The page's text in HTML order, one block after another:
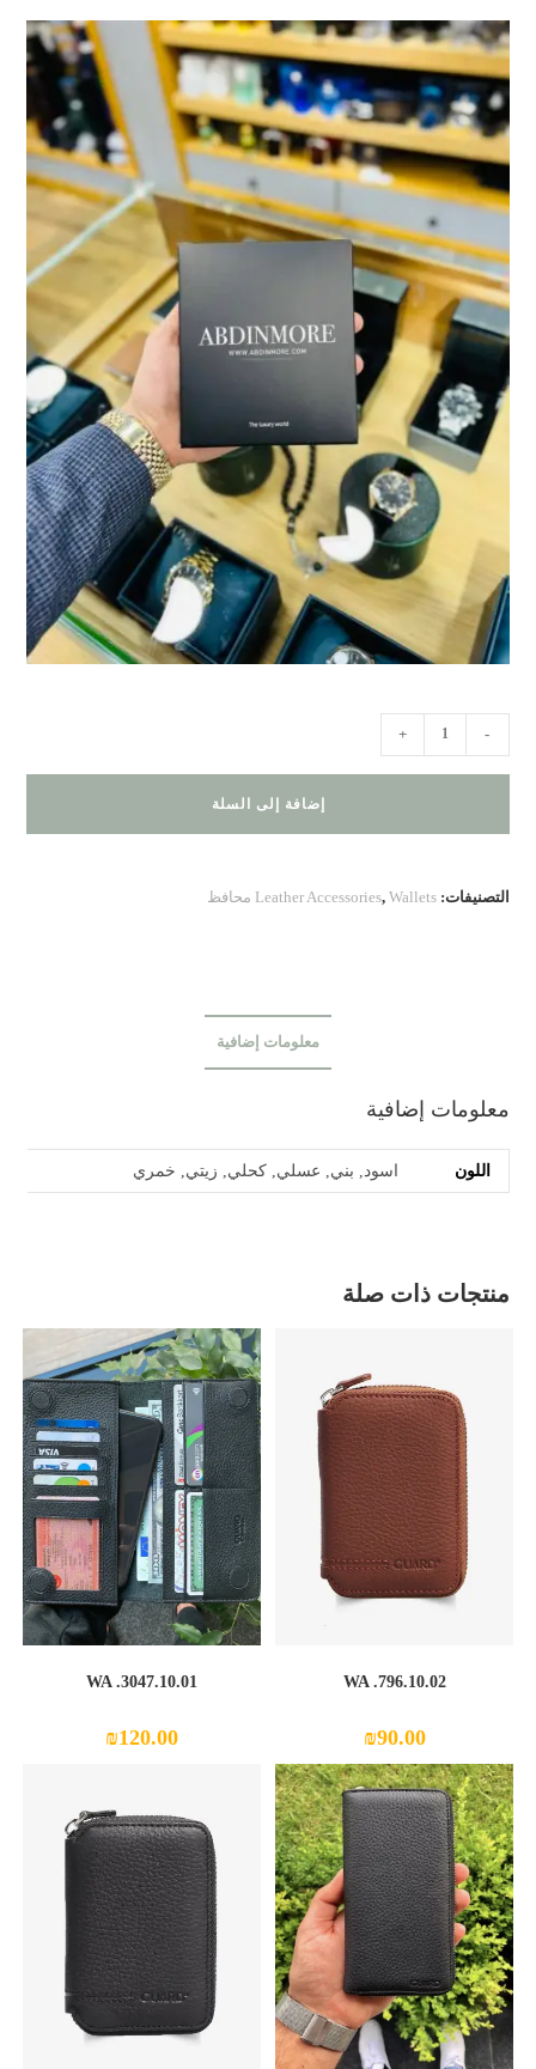
WA.2023.05.116
-
+
إضافة إلى السلة
التصنيفات: Leather Accessories, Wallets محافظ
معلومات إضافية
معلومات إضافية
اللون اسود, بني, عسلي, كحلي, زيتي, خمري
منتجات ذات صلة
WA .796.10.02
₪90.00
WA .3047.10.01
₪120.00